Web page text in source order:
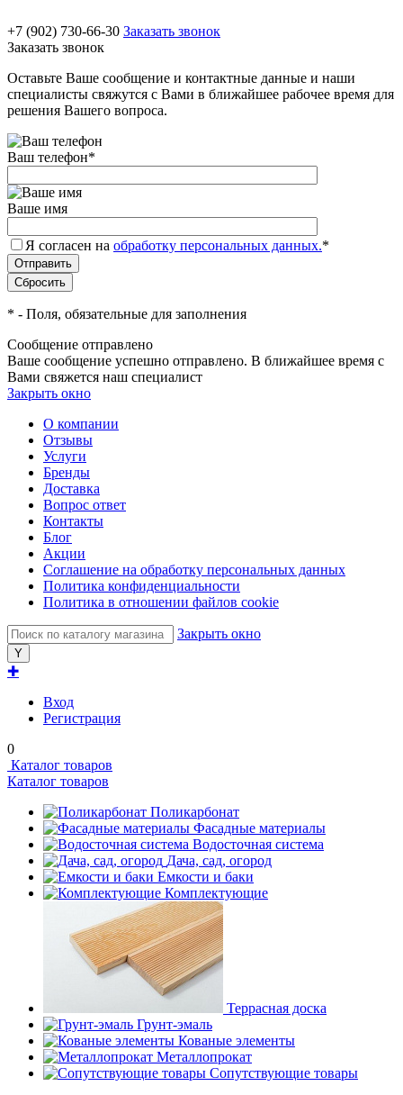
+7 (902) 730-66-30 Заказать звонок
Заказать звонок
Оставьте Ваше сообщение и контактные данные и наши
специалисты свяжутся с Вами в ближайшее рабочее время для
решения Вашего вопроса.
Ваш телефон*
Ваше имя
Я согласен на обработку персональных данных.*
* - Поля, обязательные для заполнения
Сообщение отправлено
Ваше сообщение успешно отправлено. В ближайшее время с
Вами свяжется наш специалист
Закрыть окно
О компании
Отзывы
Услуги
Бренды
Доставка
Вопрос ответ
Контакты
Блог
Акции
Соглашение на обработку персональных данных
Политика конфиденциальности
Политика в отношении файлов cookie
Закрыть окно
✚
Вход
Регистрация
0
Каталог товаров
Каталог товаров
Поликарбонат
Фасадные материалы
Водосточная система
Дача, сад, огород
Емкости и баки
Комплектующие
Террасная доска
Грунт-эмаль
Кованые элементы
Металлопрокат
Сопутствующие товары